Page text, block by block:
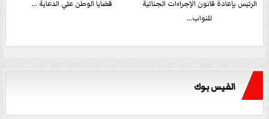
الرئيس بإعادة قانون الإجراءات الجنائية
للنواب...
قضايا الوطن علي الدعاية ...
الفيس بوك